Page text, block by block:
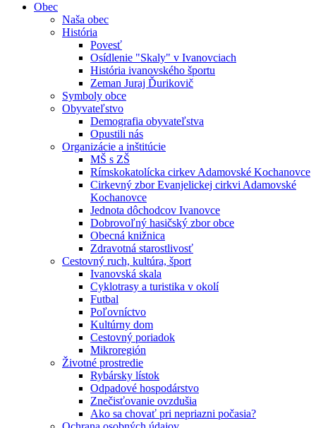
Obec
Naša obec
História
Povesť
Osídlenie "Skaly" v Ivanovciach
História ivanovského športu
Zeman Juraj Ďurikovič
Symboly obce
Obyvateľstvo
Demografia obyvateľstva
Opustili nás
Organizácie a inštitúcie
MŠ s ZŠ
Rímskokatolícka cirkev Adamovské Kochanovce
Cirkevný zbor Evanjelickej cirkvi Adamovské
Kochanovce
Jednota dôchodcov Ivanovce
Dobrovoľný hasičský zbor obce
Obecná knižnica
Zdravotná starostlivosť
Cestovný ruch, kultúra, šport
Ivanovská skala
Cyklotrasy a turistika v okolí
Futbal
Poľovníctvo
Kultúrny dom
Cestovný poriadok
Mikroregión
Životné prostredie
Rybársky lístok
Odpadové hospodárstvo
Znečisťovanie ovzdušia
Ako sa chovať pri nepriazni počasia?